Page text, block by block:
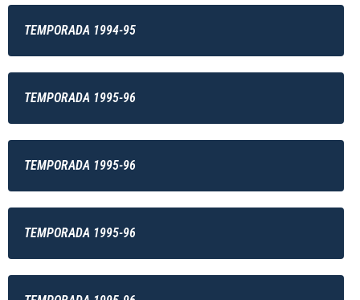
TEMPORADA 1994-95
TEMPORADA 1995-96
TEMPORADA 1995-96
TEMPORADA 1995-96